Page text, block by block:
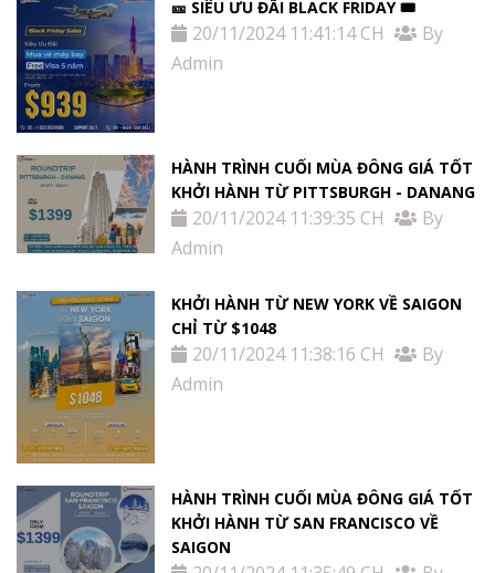
🎫 SIÊU ƯU ĐÃI BLACK FRIDAY 🎟
20/11/2024 11:41:14 CH
By
Admin
HÀNH TRÌNH CUỐI MÙA ĐÔNG GIÁ TỐT
KHỞI HÀNH TỪ PITTSBURGH - DANANG
20/11/2024 11:39:35 CH
By
Admin
KHỞI HÀNH TỪ NEW YORK VỀ SAIGON
CHỈ TỪ $1048
20/11/2024 11:38:16 CH
By
Admin
HÀNH TRÌNH CUỐI MÙA ĐÔNG GIÁ TỐT
KHỞI HÀNH TỪ SAN FRANCISCO VỀ
SAIGON